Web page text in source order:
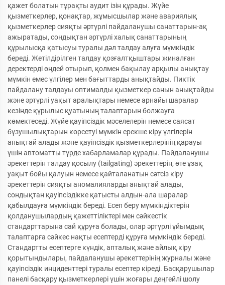
қажет болатын тұрақты аудит ізін құрады. Жүйе
қызметкерлер, қонақтар, жұмысшылар және авариялық
қызметкерлер сияқты әртүрлі пайдаланушы санаттарын-ақ
ажыратады, сондықтан әртүрлі халық санаттарының
құрылысқа қатысуы туралы дәл талдау алуға мүмкіндік
береді. Жетілдірілген талдау қозғалтқыштары жиналған
деректерді өңдей отырып, қолмен бақылау арқылы анықтау
мүмкін емес үлгілер мен бағыттарды анықтайды. Пиктік
пайдалану талдауы оптималды қызметкер санын анықтайды
және әртүрлі уақыт аралықтары немесе арнайы шаралар
кезінде құрылыс қуатының талаптарын болжауға
көмектеседі. Жүйе қауіпсіздік мәселелерін немесе саясат
бұзушылықтарын көрсетуі мүмкін ерекше кіру үлгілерін
анықтай алады және қауіпсіздік қызметкерлерінің қарауы
үшін автоматты түрде хабарламалар құрады. Пайдаланушы
әрекеттерін талдау қосылу (tailgating) әрекеттерін, өте ұзақ
уақыт бойы қалуын немесе қайталанатын сәтсіз кіру
әрекеттерін сияқты аномалияларды анықтай алады,
сондықтан қауіпсіздікке қатысты алдын-ала шаралар
қабылдауға мүмкіндік береді. Есеп беру мүмкіндіктерін
қолданушылардың қажеттіліктері мен сәйкестік
стандарттарына сай құруға болады, олар әртүрлі ұйымдық
талаптарға сәйкес нақты есептерді құруға мүмкіндік береді.
Стандартты есептерге күндік, апталық және айлық кіру
қорытындылары, пайдаланушы әрекеттерінің журналы және
қауіпсіздік инциденттері туралы есептер кіреді. Басқарушылар
панелі басқару қызметкерлері үшін жоғары деңгейлі шолу